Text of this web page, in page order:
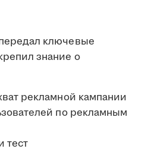
ключевые
знание о
рекламной кампании
по рекламным
тест